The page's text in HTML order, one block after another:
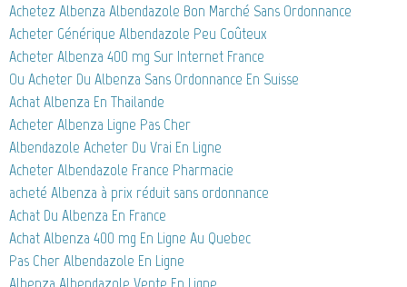
Achetez Albenza Albendazole Bon Marché Sans Ordonnance
Acheter Générique Albendazole Peu Coûteux
Acheter Albenza 400 mg Sur Internet France
Ou Acheter Du Albenza Sans Ordonnance En Suisse
Achat Albenza En Thailande
Acheter Albenza Ligne Pas Cher
Albendazole Acheter Du Vrai En Ligne
Acheter Albendazole France Pharmacie
acheté Albenza à prix réduit sans ordonnance
Achat Du Albenza En France
Achat Albenza 400 mg En Ligne Au Quebec
Pas Cher Albendazole En Ligne